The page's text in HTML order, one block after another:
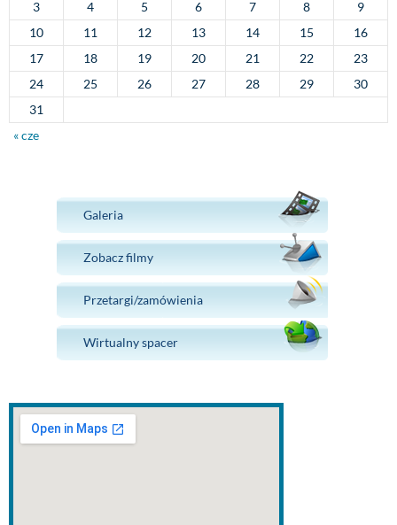
3 4 5 6 7 8
9
10
11 12 13 14 15
16
17
18 19 20 21 22
23
24
25 26 27 28 29
30
31
« cze
Galeria
Zobacz filmy
Przetargi/zamówienia
Wirtualny spacer